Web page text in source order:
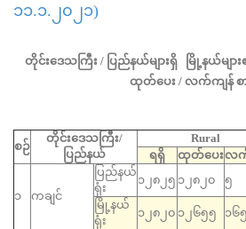
၁၁.၁.၂၀၂၁)
တိုင်းဒေသကြီး / ပြည်နယ်များရှိ မြို့နယ်မျ
ထုတ်ပေး / လက်ကျန် စ
စဉ်
တိုင်းဒေသကြီး/
ပြည်နယ်
Rural
ရရှိ
ထုတ်ပေးလ
၁ ကချင်
ပြည်နယ်
ရုံး
၁၂၈၂၅ ၁၂၈၂၀ ၅
မြို့နယ်
ရုံး
၁၂၈၂၀ ၁၂၆၅၅ ၁၆၅